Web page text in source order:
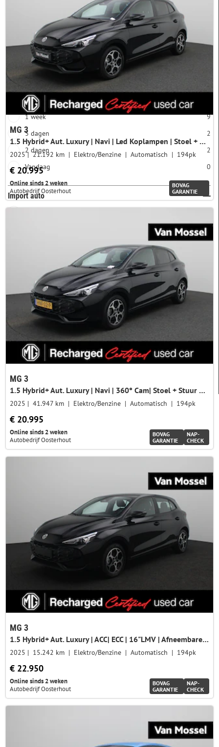
Meer opties
Gebruikt
Nieuw
Aangeboden sinds
1 maand
2 weken
1 week
9
3 dagen
2
2 dagen
2
Vandaag
0
Import auto
27
MG 3
1.5 Hybrid+ Aut. Luxury | Navi | Led Koplampen | Stoel + Stuurverwarming | CarPlay | 360 Camera | Adaptive Cruise Control |
2025 21.192 km Elektro/Benzine Automatisch 194pk
€ 20.995
Online sinds 2 weken
Autobedrijf Oosterhout
BOVAG
GARANTIE
MG 3
1.5 Hybrid+ Aut. Luxury | Navi | 360° Cam| Stoel + Stuur Verwarming | Apple Carplay/Android Auto | Navi | 16"LMV | ACC | ECC |
2025 41.947 km Elektro/Benzine Automatisch 194pk
€ 20.995
Online sinds 2 weken
Autobedrijf Oosterhout
BOVAG
GARANTIE
NAP-
CHECK
MG 3
1.5 Hybrid+ Aut. Luxury | ACC| ECC | 16"LMV | Afneembare Trekhaak | 360° camera | Navigatie | DAB+ | Stoelverwarming + Stuurverwarming| | BTW AUTO |
2025 15.242 km Elektro/Benzine Automatisch 194pk
€ 22.950
Online sinds 2 weken
Autobedrijf Oosterhout
BOVAG
GARANTIE
NAP-
CHECK